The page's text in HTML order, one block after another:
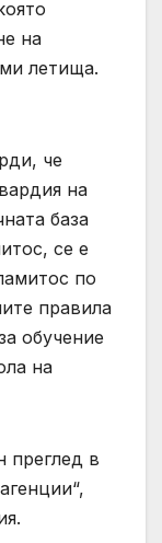
на
летища.
че
на
база
се е
по
‌правила
обучение
на
преглед в